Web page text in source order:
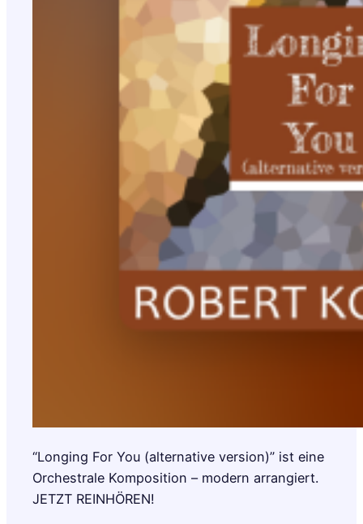
“Longing For You (alternative version)” ist eine
Orchestrale Komposition – modern arrangiert.
JETZT REINHÖREN!